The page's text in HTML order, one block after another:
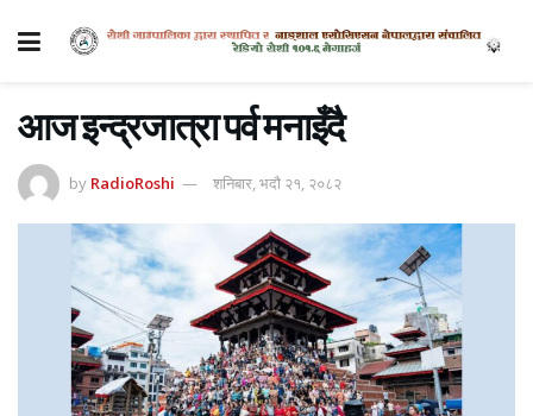
आज इन्द्रजात्रा पर्व मनाइँदै
by RadioRoshi शनिबार, भदौ २१, २०८२